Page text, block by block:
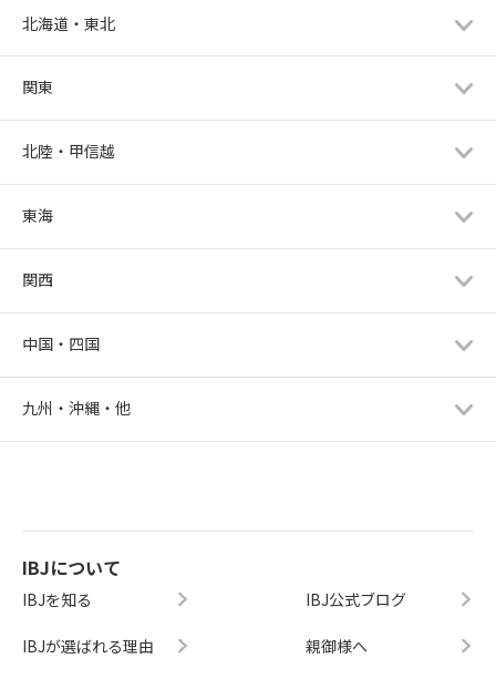
北海道・東北
関東
北陸・甲信越
東海
関西
中国・四国
九州・沖縄・他
IBJについて
IBJを知る
IBJが選ばれる理由
IBJ公式ブログ
親御様へ